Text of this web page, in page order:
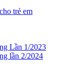
trẻ em
Lần 1/2023
lần 2/2024